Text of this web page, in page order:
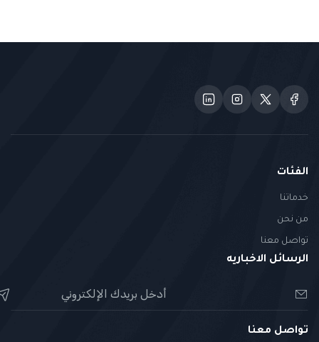
الفئات
خدماتنا
من نحن
تواصل معنا
الرسائل الاخباريه
تواصل معنا